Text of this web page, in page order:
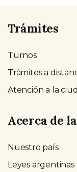
Trámites
Turnos
Trámites a
Atención a la
Acerca de
Nuestro país
Leyes argentinas